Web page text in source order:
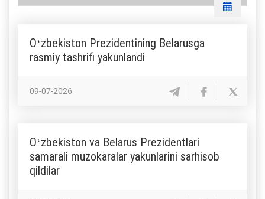
Oʻzbekiston Prezidentining Belarusga
rasmiy tashrifi yakunlandi
09-07-2026
Oʻzbekiston va Belarus Prezidentlari
samarali muzokaralar yakunlarini sarhisob
qildilar